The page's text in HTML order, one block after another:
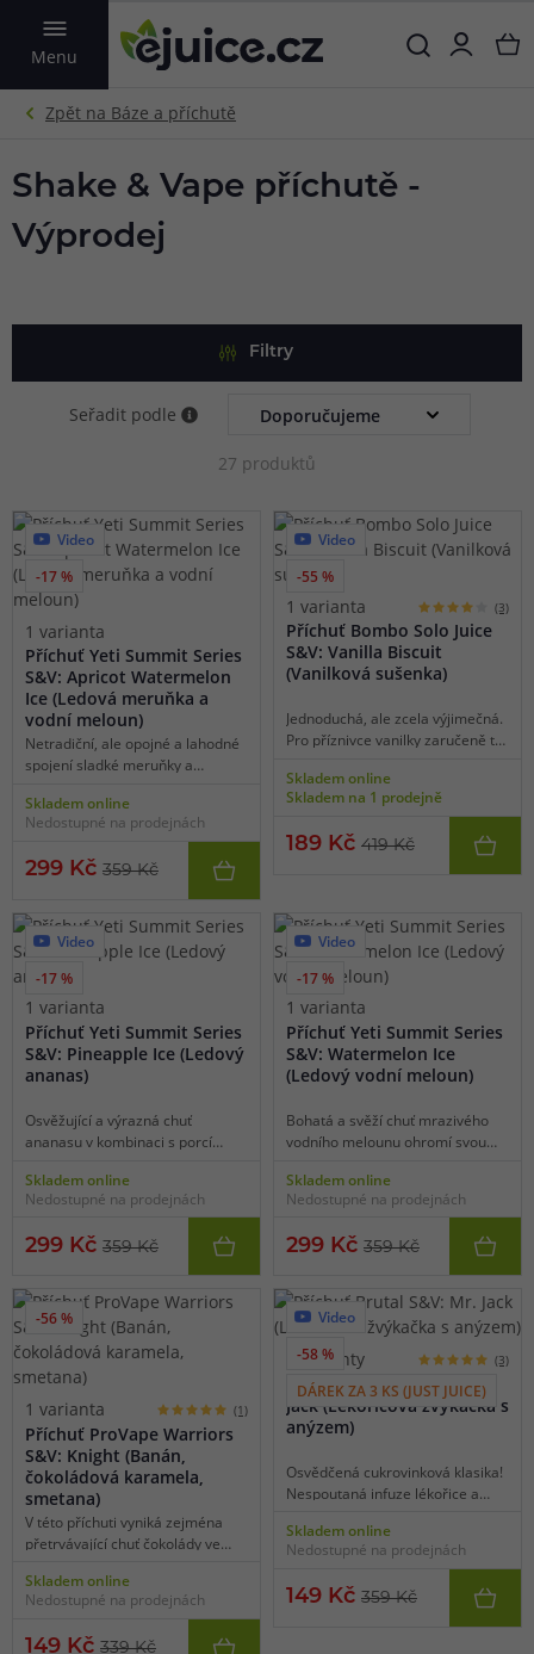
Menu
VYHLEDAT
Shake & Vape příchutě -
Výprodej
Filtry
Seřadit podle
27 produktů
Video
-17 %
1 varianta
Příchuť Yeti Summit Series
S&V: Apricot Watermelon
Ice (Ledová meruňka a
vodní meloun)
Netradiční, ale opojné a lahodné
spojení sladké meruňky a
doslova uhrane. Obě složky se
krásně doplňují a s mrazivou
perfektní kombo pro celodenní
Skladem online
Nedostupné na prodejnách
299 Kč 359 Kč
Video
-55 %
1 varianta (3)
Příchuť Bombo Solo Juice
S&V: Vanilla Biscuit
(Vanilková sušenka)
Jednoduchá, ale zcela výjimečná.
Pro příznivce vanilky zaručeně to
a jemné oplatky naplněné tím
nejlahodnějším a nejsladším
Příjemně nasládlé a krémové
Skladem online
Skladem na 1 prodejně
189 Kč 419 Kč
Video
-17 %
1 varianta
Příchuť Yeti Summit Series
S&V: Pineapple Ice (Ledový
ananas)
Osvěžující a výrazná chuť
ananasu v kombinaci s porcí
roztančí vaše chuťové pohárky.
Intenzivní a reálná ananasová
se rychle stane vaším
společníkem pro každodenní
vaping.
Skladem online
Nedostupné na prodejnách
299 Kč 359 Kč
Video
-17 %
1 varianta
Příchuť Yeti Summit Series
S&V: Watermelon Ice
(Ledový vodní meloun)
Bohatá a svěží chuť mrazivého
vodního melounu ohromí svou
příjemně nasládlými a výraznými
tóny. Vodní meloun a koolada,
výrazná a bohatá chuť pro
příchutí.
Skladem online
Nedostupné na prodejnách
299 Kč 359 Kč
-56 %
1 varianta (1)
Příchuť ProVape Warriors
S&V: Knight (Banán,
čokoládová karamela,
smetana)
V této příchuti vyniká zejména
přetrvávající chuť čokolády ve
dotekem banánové šlehačky.
Tuto symfonii chutí naleznete jen
dezertových aromat. Tuto příchuť
Skladem online
Nedostupné na prodejnách
149 Kč 339 Kč
Video
-58 %
DÁREK ZA 3 KS (JUST JUICE)
2 varianty (3)
Příchuť Brutal S&V: Mr.
Jack (Lékořicová žvýkačka s
anýzem)
Osvědčená cukrovinková klasika!
Nespoutaná infuze lékořice a
pohárky výraznou chutí s
cukrovým dozvukem.
Skladem online
Nedostupné na prodejnách
149 Kč 359 Kč